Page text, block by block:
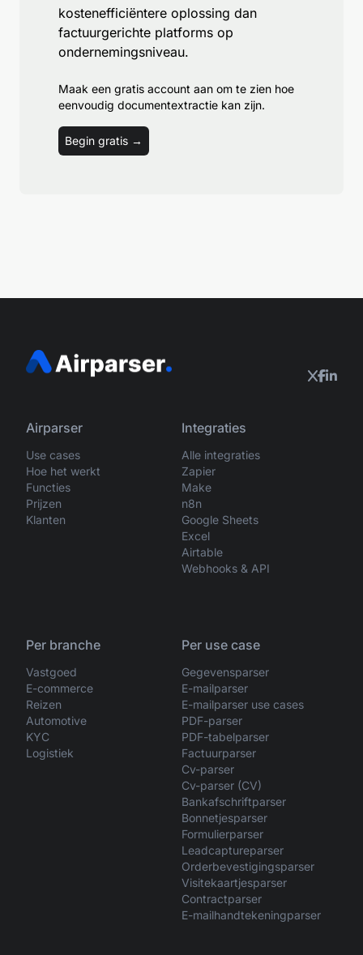
kostenefficiëntere oplossing dan
factuurgerichte platforms op
ondernemingsniveau.
Maak een gratis account aan om te zien hoe
eenvoudig documentextractie kan zijn.
Begin gratis →
Airparser
Use cases
Hoe het werkt
Functies
Prijzen
Klanten
Integraties
Alle integraties
Zapier
Make
n8n
Google Sheets
Excel
Airtable
Webhooks & API
Per branche
Vastgoed
E-commerce
Reizen
Automotive
KYC
Logistiek
Per use case
Gegevensparser
E-mailparser
E-mailparser use cases
PDF-parser
PDF-tabelparser
Factuurparser
Cv-parser
Cv-parser (CV)
Bankafschriftparser
Bonnetjesparser
Formulierparser
Leadcaptureparser
Orderbevestigingsparser
Visitekaartjesparser
Contractparser
E-mailhandtekeningparser